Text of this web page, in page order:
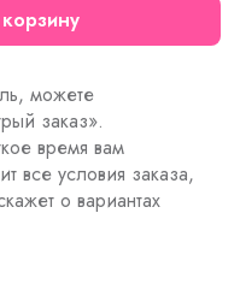
можете
заказ».
время вам
все условия заказа,
о вариантах